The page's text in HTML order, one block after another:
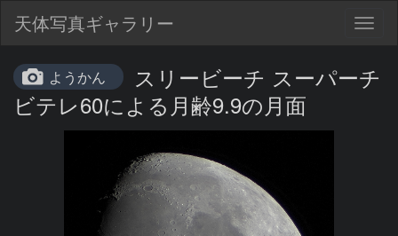
天体写真ギャラリー
ようかん
スリービーチ スーパーチ
ビテレ60による月齢9.9の月面